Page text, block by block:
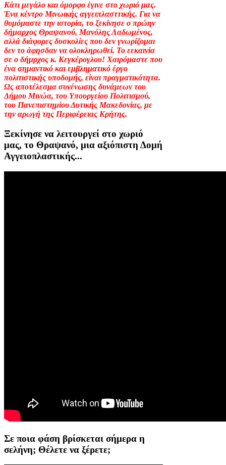
Κάτι μεγάλο και όμορφο έγινε στο χωριό μας.
Ένα κέντρο Μινωικής αγγειπλασττικής. Για να
θυμόμαστε την ιστορία, το ξεκίνησε ο πρώην
δήμαρχος Θραψανού, Μανόλης Λαδωμένος,
αλλά διάφορες δυσκολίες που δεν γνωρίζομαι
δεν το άφησδαν να ολοκληρωθεί. Το εεκαινία
σε ο δήμρχος κ. Κεγκέρογλου! Χαιρόμαστε που
ένα σημαντικό και εμβληματικό έργο
πολιτιστικής υποδομής, είναι πραγματικότητα.
Ως αποτέλεσμα συνένωσης δυνάμεων του
Δήμου Μινώα, του Υπουργείου Πολιτισμού,
του Πανεπιστημίου Δυτικής Μακεδονίας, με
την αρωγή της Περιφέρειας Κρήτης.
Ξεκίνησε να λειτουργεί στο χωριό
μας, το Θραψανό, μια αξιόπιστη Δομή
Αγγειοπλαστικής...
Σε ποια φάση βρίσκεται σήμερα η
σελήνη; Θέλετε να ξέρετε;